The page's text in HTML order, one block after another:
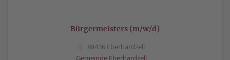
Bürgermeisters (m/w/d)
88436 Eberhardzell
Gemeinde Eberhardzell